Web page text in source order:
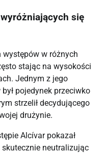
się
występów w różnych
stając na wysokości
Jednym z jego
pojedynek przeciwko
strzelił decydującego
drużynie.
Alcívar pokazał
neutralizując